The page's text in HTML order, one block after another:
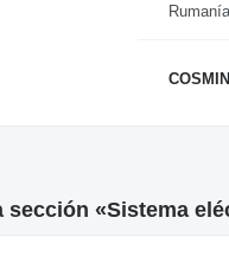
sección «Sistema